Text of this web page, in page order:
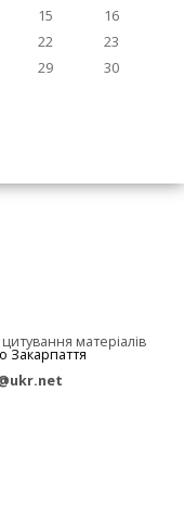
15
16
22
23
29
30
матеріалів
Закарпаття